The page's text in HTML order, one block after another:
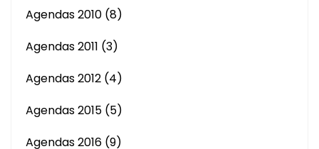
Agendas 2010 (8)
Agendas 2011 (3)
Agendas 2012 (4)
Agendas 2015 (5)
Agendas 2016 (9)